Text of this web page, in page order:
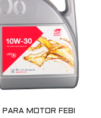
PARA MOTOR FEBI